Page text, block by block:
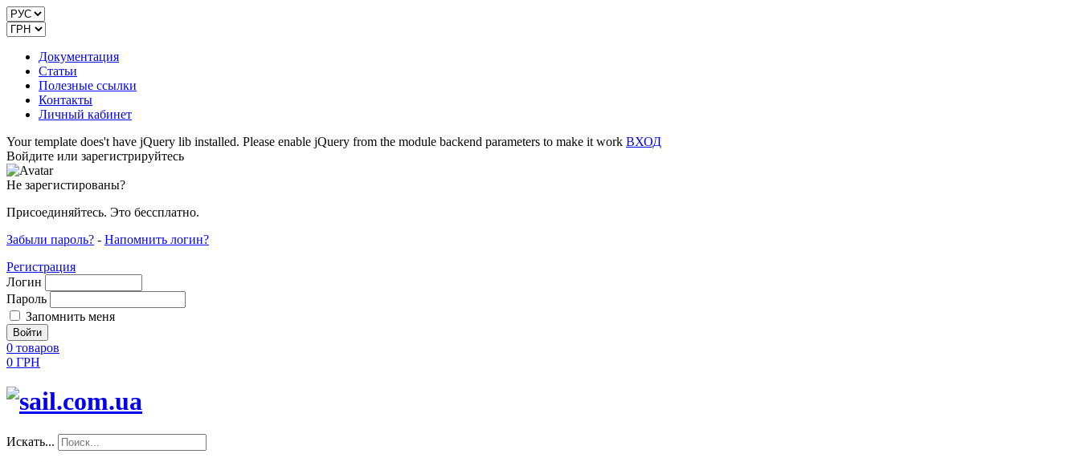
Документация
Статьи
Полезные ссылки
Контакты
Личный кабинет
Your template does't have jQuery lib installed. Please enable jQuery from the module backend parameters to make it work ВХОД
Войдите или зарегистрируйтесь
Не зарегистированы?
Присоединяйтесь. Это бессплатно.
Забыли пароль? - Напомнить логин?
Регистрация
Логин
Пароль
Запомнить меня
0 товаров
0 ГРН
Искать...